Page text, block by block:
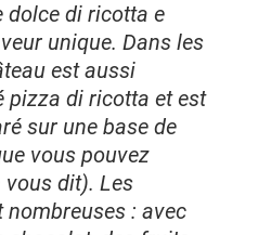
dolce di ricotta e
unique. Dans les
est aussi
pizza di ricotta et est
sur une base de
vous pouvez
dit). Les
: avec